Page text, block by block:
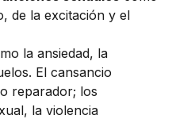
de la excitación y el
la ansiedad, la
El cansancio
reparador; los
la violencia